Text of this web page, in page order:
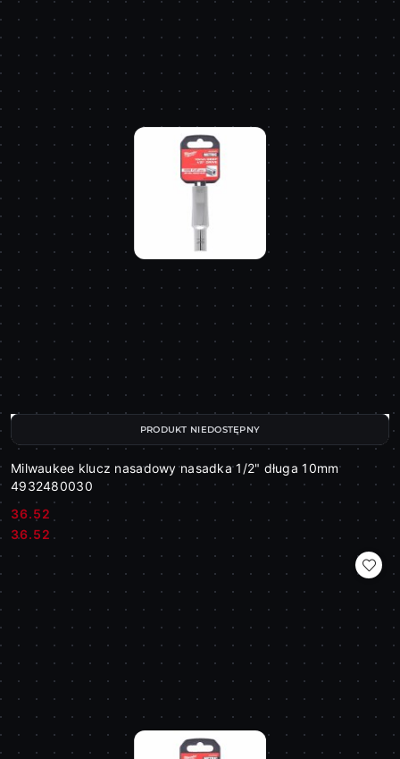
Milwaukee klucz nasadowy nasadka 1/2" długa 10mm
4932480030
Cena:
36.52
Cena:
36.52
PRODUKT NIEDOSTĘPNY